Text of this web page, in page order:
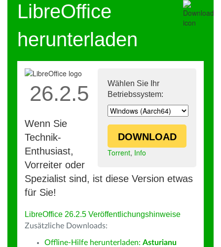
LibreOffice
herunterladen
Wählen Sie Ihr
Betriebssystem:
DOWNLOAD
Torrent, Info
26.2.5
Wenn Sie
Technik-
Enthusiast,
Vorreiter oder
Spezialist sind, ist diese Version etwas
für Sie!
LibreOffice 26.2.5 Veröffentlichungshinweise
Zusätzliche Downloads:
Offline-Hilfe herunterladen: Asturianu